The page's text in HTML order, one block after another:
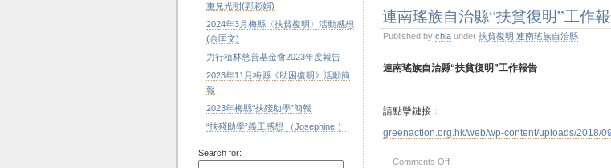
連南瑤族自治縣“扶貧復明”工作報
Published by chia under 扶貧復明 連南瑤族自治縣
連南瑤族自治縣“扶貧復明”工作報告
請點擊鏈接：
greenaction.org.hk/web/wp-content/uploads/2018/
Comments Off
重見光明(郭彩娟)
2024年3月梅縣〈扶貧復明〉活動感想
(余匡文)
力行植林慈善基金會2023年度報告
2023年11月梅縣《助困復明》活動簡
報
2023年梅縣“扶殘助學”簡報
“扶殘助學”義工感想 （Josephine ）
Search for: